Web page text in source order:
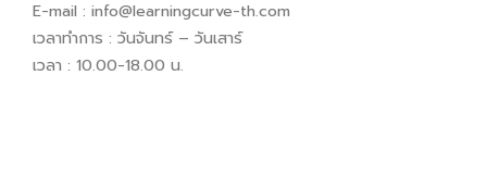
E-mail : info@learningcurve-th.com
เวลาทำการ : วันจันทร์ – วันเสาร์
เวลา : 10.00-18.00 น.